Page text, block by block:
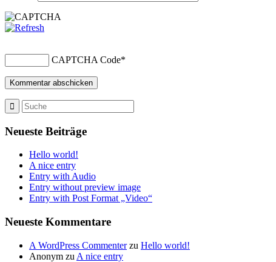
CAPTCHA Code*
Neueste Beiträge
Hello world!
A nice entry
Entry with Audio
Entry without preview image
Entry with Post Format „Video“
Neueste Kommentare
A WordPress Commenterzu Hello world!
Anonym zu A nice entry